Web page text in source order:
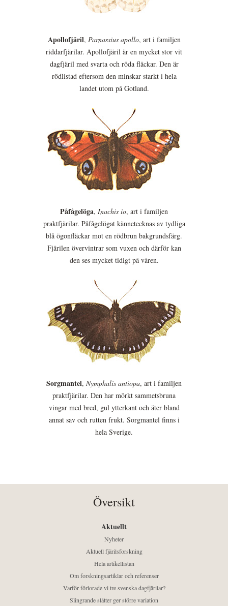
Apollofjäril, Parnassius apollo, art i familjen
riddarfjärilar. Apollofjäril är en mycket stor vit
dagfjäril med svarta och röda fläckar. Den är
rödlistad eftersom den minskar starkt i hela
landet utom på Gotland.
Påfågelöga, Inachis io, art i familjen
praktfjärilar. Påfågelögat kännetecknas av tydliga
blå ögonfläckar mot en rödbrun bakgrundsfärg.
Fjärilen övervintrar som vuxen och därför kan
den ses mycket tidigt på våren.
Sorgmantel, Nymphalis antiopa, art i familjen
praktfjärilar. Den har mörkt sammetsbruna
vingar med bred, gul ytterkant och äter bland
annat sav och rutten frukt. Sorgmantel finns i
hela Sverige.
Översikt
Aktuellt
Nyheter
Aktuell fjärilsforskning
Hela artikellistan
Om forskningsartiklar och referenser
Varför förlorade vi tre svenska dagfjärilar?
Slingrande slåtter ger större variation